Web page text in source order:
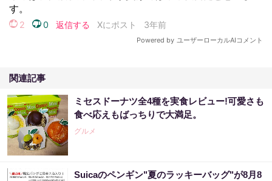
関連記事
ミセスドーナツ全4種を実食レビュー!可愛さも
食べ応えもばっちりで大満足。
グルメ
Suicaのペンギン"夏のラッキーバッグ"が8月8